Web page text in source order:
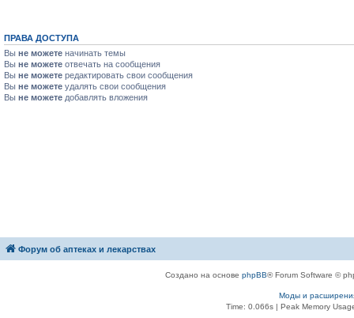
ПРАВА ДОСТУПА
Вы не можете начинать темы
Вы не можете отвечать на сообщения
Вы не можете редактировать свои сообщения
Вы не можете удалять свои сообщения
Вы не можете добавлять вложения
Форум об аптеках и лекарствах
Создано на основе phpBB® Forum Software ©
Моды и
Time: 0.066s| Peak Memory